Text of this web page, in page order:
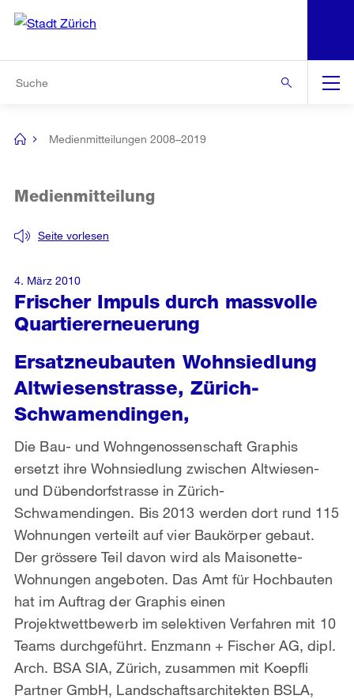
Navigation
[no
Medienmitteilungen 2008–2019
Frischer Impuls durch massvolle
Quartiererneuerung
Seite vorlesen
Medienmitteilung
Ersatzneubauten Wohnsiedlung
Altwiesenstrasse, Zürich-
Schwamendingen,
Die Bau- und Wohngenossenschaft Graphis
ersetzt ihre Wohnsiedlung zwischen Altwiesen-
und Dübendorfstrasse in Zürich-
Schwamendingen. Bis 2013 werden dort rund 115
Wohnungen verteilt auf vier Baukörper gebaut.
Der grössere Teil davon wird als Maisonette-
Wohnungen angeboten. Das Amt für Hochbauten
hat im Auftrag der Graphis einen
Projektwettbewerb im selektiven Verfahren mit 10
Teams durchgeführt. Enzmann + Fischer AG, dipl.
Arch. BSA SIA, Zürich, zusammen mit Koepfli
Partner GmbH, Landschaftsarchitekten BSLA,
4. März 2010